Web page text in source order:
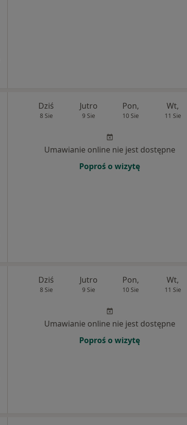
Dziś
8 Sie
Jutro
9 Sie
Pon,
10 Sie
Wt,
11 Sie
Umawianie online nie jest dostępne
Poproś o wizytę
Dziś
8 Sie
Jutro
9 Sie
Pon,
10 Sie
Wt,
11 Sie
Umawianie online nie jest dostępne
Poproś o wizytę